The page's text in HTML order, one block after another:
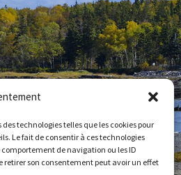
technologies telles que les cookies pour
Le fait de consentir à ces technologies
de navigation ou les ID
retirer son consentement peut avoir un effet